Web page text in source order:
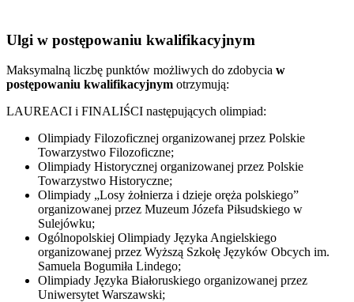
Ulgi w postępowaniu kwalifikacyjnym
Maksymalną liczbę punktów możliwych do zdobycia w
postępowaniu kwalifikacyjnym otrzymują:
LAUREACI i FINALIŚCI następujących olimpiad:
Olimpiady Filozoficznej organizowanej przez Polskie
Towarzystwo Filozoficzne;
Olimpiady Historycznej organizowanej przez Polskie
Towarzystwo Historyczne;
Olimpiady „Losy żołnierza i dzieje oręża polskiego”
organizowanej przez Muzeum Józefa Piłsudskiego w
Sulejówku;
Ogólnopolskiej Olimpiady Języka Angielskiego
organizowanej przez Wyższą Szkołę Języków Obcych im.
Samuela Bogumiła Lindego;
Olimpiady Języka Białoruskiego organizowanej przez
Uniwersytet Warszawski;